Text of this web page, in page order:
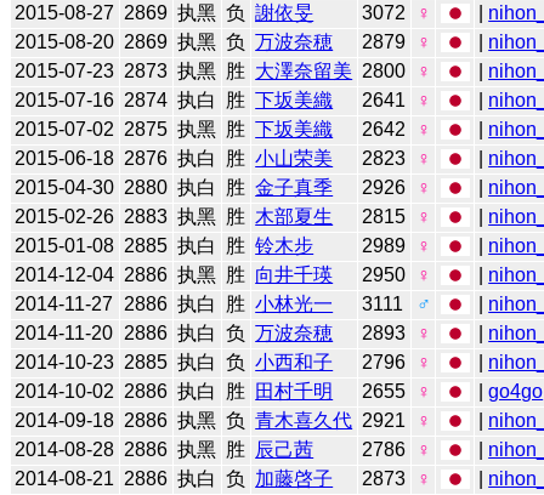
2015-08-27 2869 执黑 负 謝依旻 3072 ♀
2015-08-20 2869 执黑 负 万波奈穂 2879 ♀
2015-07-23 2873 执黑 胜 大澤奈留美 2800 ♀
2015-07-16 2874 执白 胜 下坂美織 2641 ♀
2015-07-02 2875 执黑 胜 下坂美織 2642 ♀
2015-06-18 2876 执白 胜 小山荣美 2823 ♀
2015-04-30 2880 执白 胜 金子真季 2926 ♀
2015-02-26 2883 执黑 胜 木部夏生 2815 ♀
2015-01-08 2885 执白 胜 铃木步 2989 ♀
2014-12-04 2886 执黑 胜 向井千瑛 2950 ♀
2014-11-27
2886 执白 胜 小林光一 3111 ♂
2014-11-20 2886 执白 负 万波奈穂 2893 ♀
2014-10-23 2885 执白 负 小西和子 2796 ♀
2014-10-02 2886 执白 胜 田村千明 2655 ♀ |go4go
2014-09-18 2886 执黑 负 青木喜久代 2921 ♀
2014-08-28 2886 执黑 胜 辰己茜 2786 ♀
2014-08-21 2886 执白 负 加藤啓子 2873 ♀